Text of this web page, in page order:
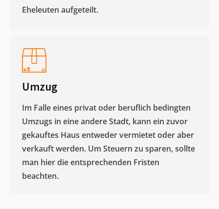
Eheleuten aufgeteilt.​
Umzug
Im Falle eines privat oder beruflich bedingten
Umzugs in eine andere Stadt, kann ein zuvor
gekauftes Haus entweder vermietet oder aber
verkauft werden. Um Steuern zu sparen, sollte
man hier die entsprechenden Fristen
beachten.